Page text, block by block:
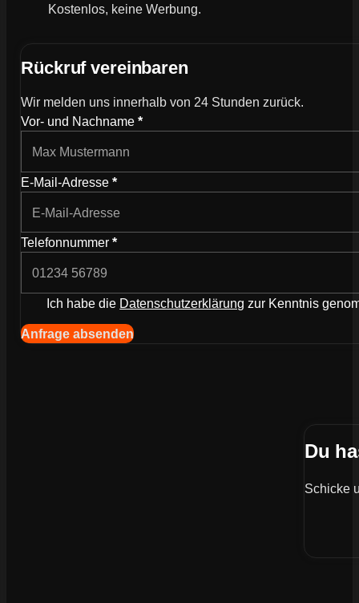
Rückruf vereinbaren
Wir melden uns innerhalb von 24 Stunden zurück.
Vor- und Nachname *
E-Mail-Adresse *
Telefonnummer *
Ich habe die Datenschutzerklärung zur Kenntnis
Anfrage absenden
Kostenlos, keine Werbung.
Du
Schicke